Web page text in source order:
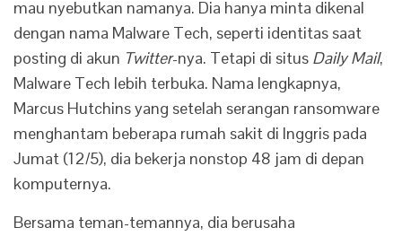
mau nyebutkan namanya. Dia hanya minta dikenal
dengan nama Malware Tech, seperti identitas saat
posting di akun Twitter-nya. Tetapi di situs Daily Mail,
Malware Tech lebih terbuka. Nama lengkapnya,
Marcus Hutchins yang setelah serangan ransomware
menghantam beberapa rumah sakit di Inggris pada
Jumat (12/5), dia bekerja nonstop 48 jam di depan
komputernya.
Bersama teman-temannya, dia berusaha